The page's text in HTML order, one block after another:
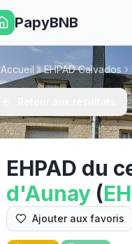
PapyBNB
Accueil EHPAD Calvados
EHPAD du
d'Aunay (
Ajouter aux favoris